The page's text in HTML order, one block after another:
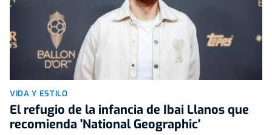
VIDA Y ESTILO
El refugio de la infancia de Ibai Llanos que
recomienda 'National Geographic'